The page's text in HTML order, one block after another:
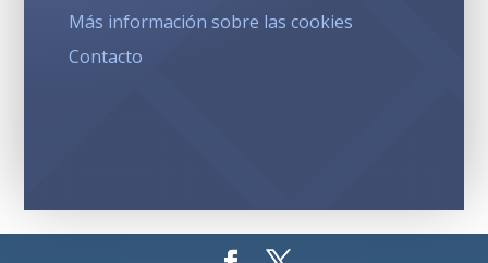
Más información sobre las cookies
Contacto